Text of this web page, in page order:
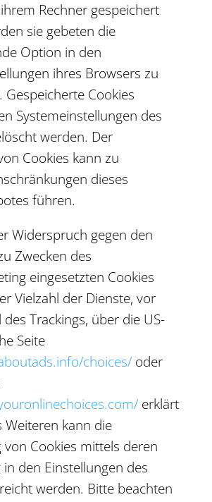
Rechner gespeichert
sie gebeten die
Option in den
ihres Browsers zu
Gespeicherte Cookies
Systemeinstellungen des
werden. Der
Cookies kann zu
dieses
führen.
Widerspruch gegen den
Zwecken des
eingesetzten Cookies
Vielzahl der Dienste, vor
Trackings, über die US-
Seite
choices/oder
erklärt
Weiteren kann die
von Cookies mittels deren
den Einstellungen des
werden. Bitte beachten